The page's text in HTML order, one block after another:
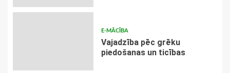
E-MĀCĪBA
Vajadzība pēc grēku
piedošanas un ticības